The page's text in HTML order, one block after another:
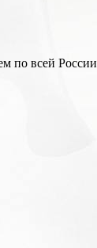
по всей России